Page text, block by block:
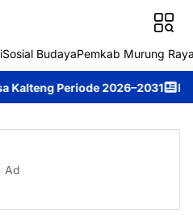
Sosial BudayaPemkab Murung
DPRD Murung Raya
Ad